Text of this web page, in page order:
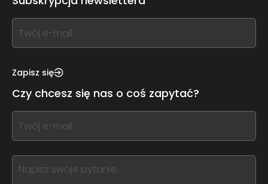
If
you
this,
this
form
field
blank
Zapisz się
Czy chcesz się nas o coś zapytać?
If
you
this,
leave